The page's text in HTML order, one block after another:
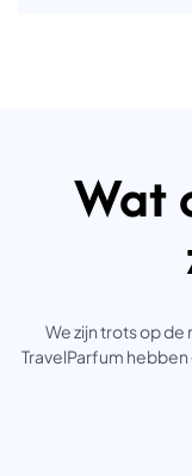
Wat
We zijn trots op
TravelParfum